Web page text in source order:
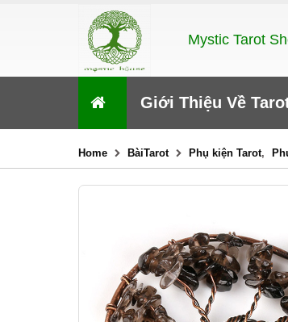
Mystic Tarot
Giới Thiệu Về
Home BàiTarot Phụ kiện Tarot,